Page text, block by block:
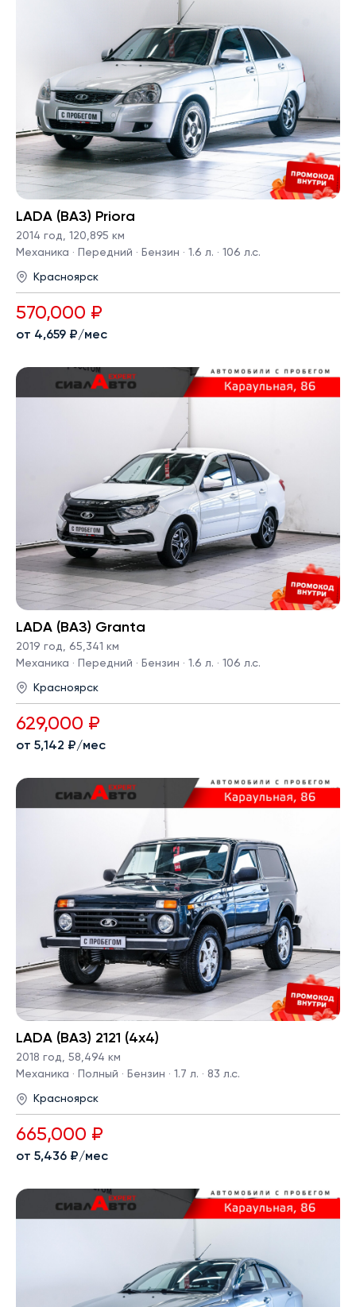
LADA (ВАЗ) Priora
2014 год
120,895 км
Механика · Передний · Бензин · 1.6 л. · 106 л.с.
Красноярск
570,000 ₽
от 4,659 ₽/мес
LADA (ВАЗ) Granta
2019 год, 65,341 км
Механика · Передний · Бензин · 1.6 л. · 106 л.с.
Красноярск
629,000 ₽
от 5,142 ₽/мес
LADA (ВАЗ) 2121 (4x4)
2018 год, 58,494 км
Механика · Полный · Бензин · 1.7 л. · 83 л.с.
Красноярск
665,000 ₽
от 5,436 ₽/мес